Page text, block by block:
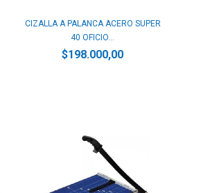
CIZALLA A PALANCA ACERO SUPER
40 OFICIO...
$198.000,00